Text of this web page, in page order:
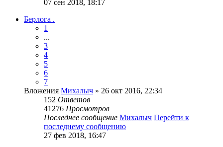
07 сен 2018, 18:17
Берлога .
1
...
3
4
5
6
7
Вложения Михалыч » 26 окт 2016, 22:34
152 Ответов
41276 Просмотров
Последнее сообщение Михалыч Перейти к
последнему сообщению
27 фев 2018, 16:47